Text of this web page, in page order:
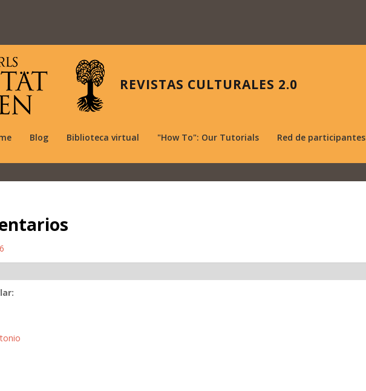
REVISTAS CULTURALES 2.0
Blog Biblioteca virtual "How To": Our Tutorials Red de participantes